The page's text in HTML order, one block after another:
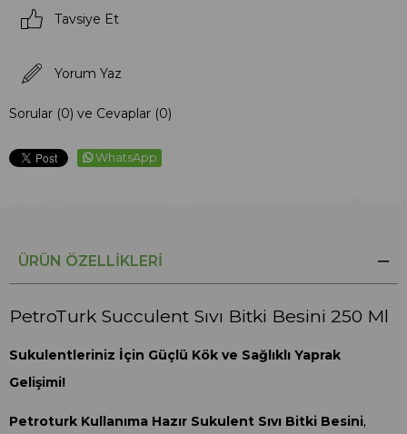
Tavsiye Et
Yorum Yaz
Sorular (0) ve Cevaplar (0)
WhatsApp
ÜRÜN ÖZELLIKLERI
PetroTurk Succulent Sıvı Bitki Besini 250 Ml
Sukulentleriniz İçin Güçlü Kök ve Sağlıklı Yaprak
Gelişimi!
Petroturk Kullanıma Hazır Sukulent Sıvı Bitki Besini,